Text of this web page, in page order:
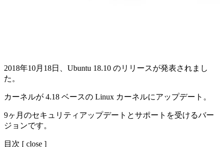
2018年10月18日、Ubuntu 18.10 のリリースが発表されまし
た。
カーネルが 4.18 ベースの Linux カーネルにアップデート。
9ヶ月のセキュリティアップデートとサポートを受けるバー
ジョンです。
目次 [ close ]